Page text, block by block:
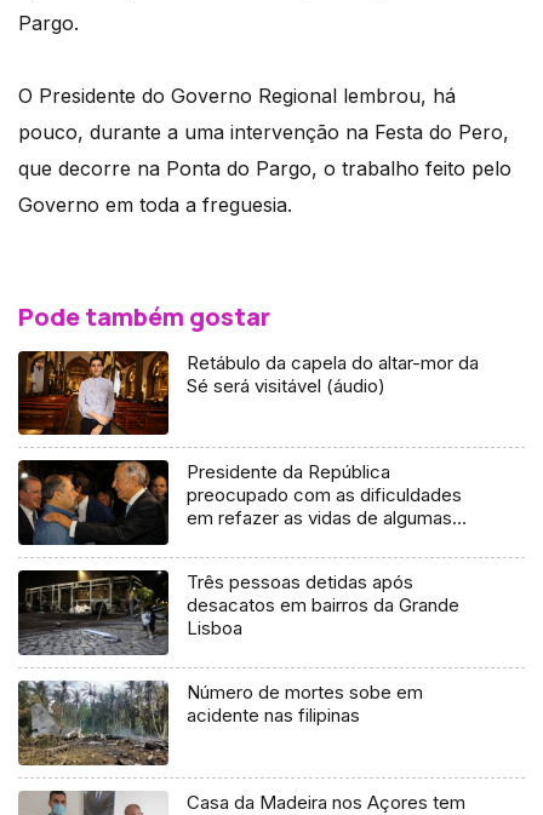
Pargo.
O Presidente do Governo Regional lembrou, há
pouco, durante a uma intervenção na Festa do Pero,
que decorre na Ponta do Pargo, o trabalho feito pelo
Governo em toda a freguesia.
Pode também gostar
Retábulo da capela do altar-mor da
Sé será visitável (áudio)
Presidente da República
preocupado com as dificuldades
em refazer as vidas de algumas
Três pessoas detidas após
desacatos em bairros da Grande
Lisboa
Número de mortes sobe em
acidente nas filipinas
Casa da Madeira nos Açores tem